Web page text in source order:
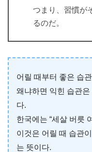
つまり、習慣が
るのだ。
어릴 때부터 좋은 습
왜냐하면 익힌 습관은
다.
한국에는 “세살 버릇
이것은 어릴 때 습관
는 뜻이다.